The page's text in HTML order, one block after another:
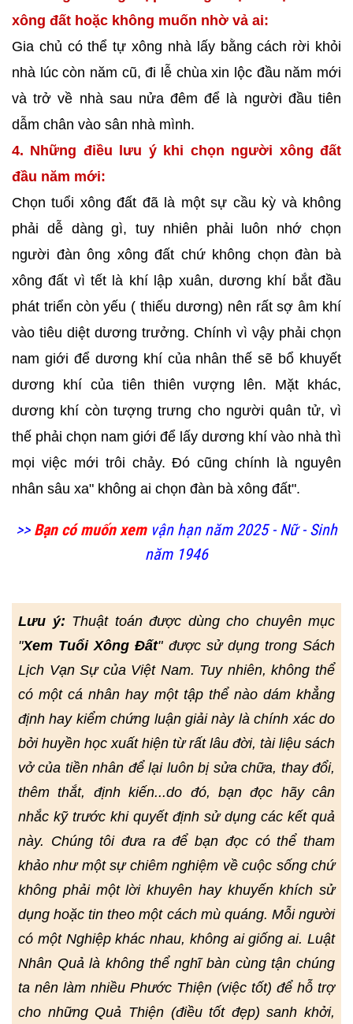
xông đất hoặc không muốn nhờ vả ai:
Gia chủ có thể tự xông nhà lấy bằng cách rời khỏi
nhà lúc còn năm cũ, đi lễ chùa xin lộc đầu năm mới
và trở về nhà sau nửa đêm để là người đầu tiên
dẫm chân vào sân nhà mình.
4. Những điều lưu ý khi chọn người xông đất
đầu năm mới:
Chọn tuổi xông đất đã là một sự cầu kỳ và không
phải dễ dàng gì, tuy nhiên phải luôn nhớ chọn
người đàn ông xông đất chứ không chọn đàn bà
xông đất vì tết là khí lập xuân, dương khí bắt đầu
phát triển còn yếu ( thiếu dương) nên rất sợ âm khí
vào tiêu diệt dương trưởng. Chính vì vậy phải chọn
nam giới để dương khí của nhân thế sẽ bổ khuyết
dương khí của tiên thiên vượng lên. Mặt khác,
dương khí còn tượng trưng cho người quân tử, vì
thế phải chọn nam giới để lấy dương khí vào nhà thì
mọi việc mới trôi chảy. Đó cũng chính là nguyên
nhân sâu xa" không ai chọn đàn bà xông đất".
>> Bạn có muốn xemvận hạn năm 2025 - Nữ - Sinh
năm 1946
Lưu ý: Thuật toán được dùng cho chuyên mục
"Xem Tuổi Xông Đất" được sử dụng trong Sách
Lịch Vạn Sự của Việt Nam. Tuy nhiên, không thể
có một cá nhân hay một tập thể nào dám khẳng
định hay kiểm chứng luận giải này là chính xác do
bởi huyền học xuất hiện từ rất lâu đời, tài liệu sách
vở của tiền nhân để lại luôn bị sửa chữa, thay đổi,
thêm thắt, định kiến...do đó, bạn đọc hãy cân
nhắc kỹ trước khi quyết định sử dụng các kết quả
này. Chúng tôi đưa ra để bạn đọc có thể tham
khảo như một sự chiêm nghiệm về cuộc sống chứ
không phải một lời khuyên hay khuyến khích sử
dụng hoặc tin theo một cách mù quáng. Mỗi người
có một Nghiệp khác nhau, không ai giống ai. Luật
Nhân Quả là không thể nghĩ bàn cùng tận chúng
ta nên làm nhiều Phước Thiện (việc tốt) để hỗ trợ
cho những Quả Thiện (điều tốt đẹp) sanh khởi,